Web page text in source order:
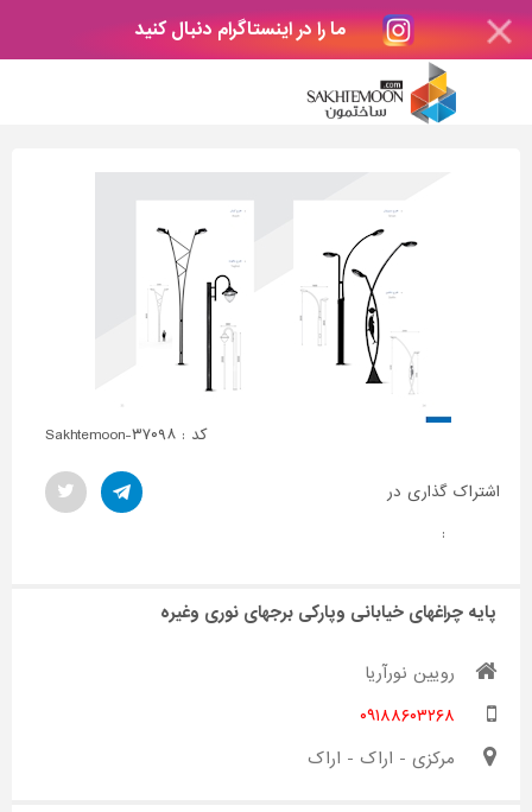
ما را در اینستاگرام دنبال کنید
کد : Sakhtemoon-۳۷۰۹۸
اشتراک گذاری در
:
پایه چراغهای خیابانی وپارکی برجهای نوری وغیره
رویین نورآریا
۰۹۱۸۸۶۰۳۲۶۸
مرکزی - اراک - اراک